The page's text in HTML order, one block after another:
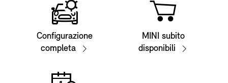
Configurazione
completa
MINI subito
disponibili